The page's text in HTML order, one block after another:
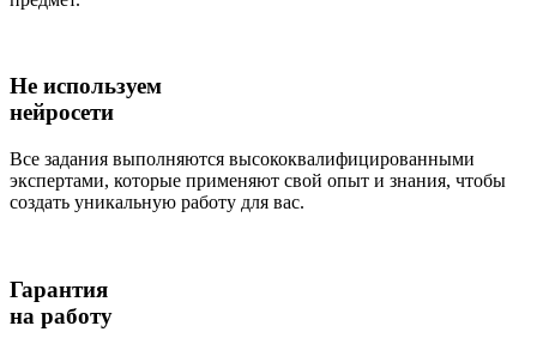
Не используем
нейросети
Все задания выполняются высококвалифицированными
экспертами, которые применяют свой опыт и знания, чтобы
создать уникальную работу для вас.
Гарантия
на работу